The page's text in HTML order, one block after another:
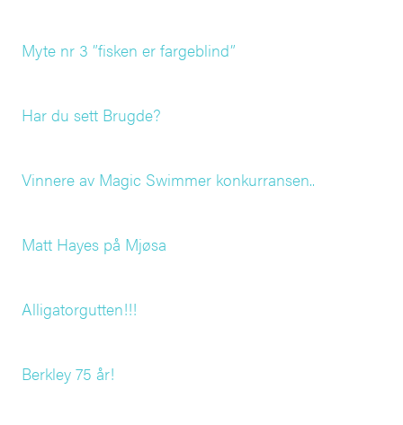
Myte nr 3 ”fisken er fargeblind”
Har du sett Brugde?
Vinnere av Magic Swimmer konkurransen..
Matt Hayes på Mjøsa
Alligatorgutten!!!
Berkley 75 år!